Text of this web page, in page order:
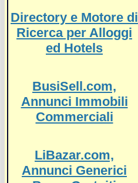
Directory e Motore di
Ricerca per Alloggi
ed Hotels
BusiSell.com,
Annunci Immobili
Commerciali
LiBazar.com,
Annunci Generici